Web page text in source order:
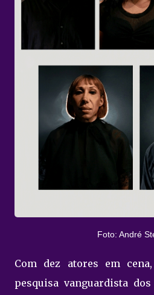
Foto: André
Com dez atores em
pesquisa vanguardista